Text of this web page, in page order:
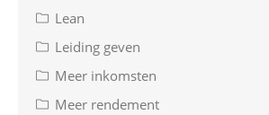
Lean
Leiding geven
Meer inkomsten
Meer rendement